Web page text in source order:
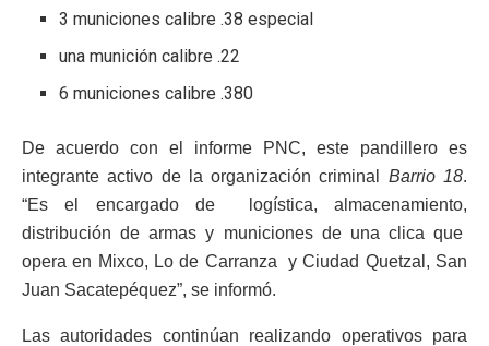
3 municiones calibre .38 especial
una munición calibre .22
6 municiones calibre .380
De acuerdo con el informe PNC, este pandillero es
integrante activo de la organización criminal Barrio 18.
“Es el encargado de logística, almacenamiento,
distribución de armas y municiones de una clica que
opera en Mixco, Lo de Carranza y Ciudad Quetzal, San
Juan Sacatepéquez”, se informó.
Las autoridades continúan realizando operativos para